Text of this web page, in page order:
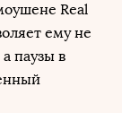
Real
ему не
паузы в